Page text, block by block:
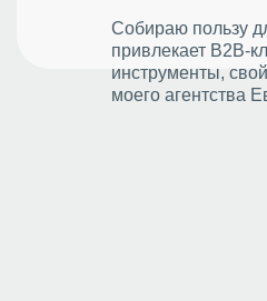
Собираю пользу
привлекает B2B-
инструменты,
моего агентства